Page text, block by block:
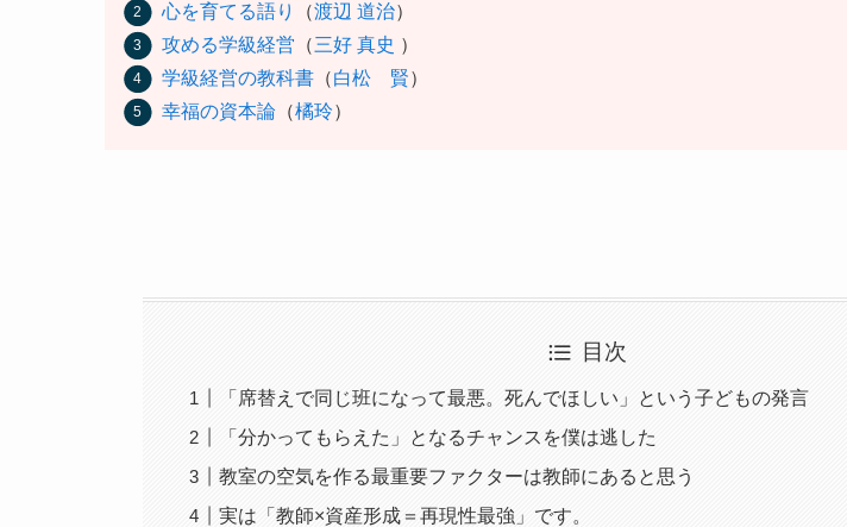
心を育てる語り
（渡辺 道治）
攻める学級経営 （三好 真史 ）
学級経営の教科書 （白松 賢）
幸福の資本論 （橘玲）
目次
「席替えで同じ班になって最悪。死んでほしい」という子どもの発言
「分かってもらえた」となるチャンスを僕は逃した
教室の空気を作る最重要ファクターは教師にあると思う
実は「教師×資産形成＝再現性最強」です。